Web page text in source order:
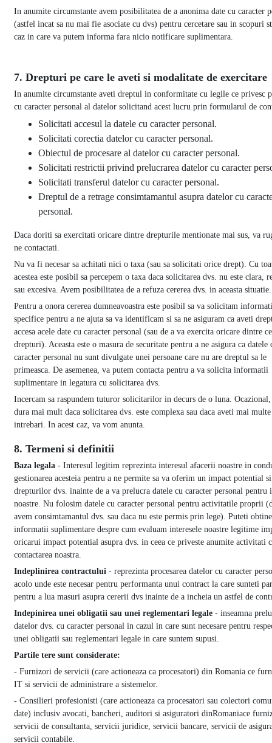
In anumite circumstante avem posibilitatea de a anonima date cu caracter
(astfel incat sa nu mai fie asociate cu dvs) pentru cercetare sau in scopuri
caz in care va putem informa fara nicio notificare suplimentara.
7. Drepturi pe care le aveti si modalitate de exercitare
In anumite circumstante aveti dreptul in conformitate cu legile ce privesc
cu caracter personal al datelor solicitand acest lucru prin formularul de
Solicitati accesul la datele cu caracter personal.
Solicitati corectia datelor cu caracter personal.
Obiectul de procesare al datelor cu caracter personal.
Solicitati restrictii privind prelucrarea datelor cu caracter
Solicitati transferul datelor cu caracter personal.
Dreptul de a retrage consimtamantul asupra datelor cu
personal.
Daca doriti sa exercitati oricare dintre drepturile mentionate mai sus, va
ne contactati.
Nu va fi necesar sa achitati nici o taxa (sau sa solicitati orice drept). Cu
acestea este posibil sa percepem o taxa daca solicitarea dvs. nu este clara,
sau excesiva. Avem posibilitatea de a refuza cererea dvs. in aceasta situatie.
Pentru a onora cererea dumneavoastra este posibil sa va solicitam
specifice pentru a ne ajuta sa va identificam si sa ne asiguram ca aveti
accesa acele date cu caracter personal (sau de a va exercita oricare dintre
drepturi). Aceasta este o masura de securitate pentru a ne asigura ca datele
caracter personal nu sunt divulgate unei persoane care nu are dreptul sa le
primeasca. De asemenea, va putem contacta pentru a va solicita informatii
suplimentare in legatura cu solicitarea dvs.
Incercam sa raspundem tuturor solicitarilor in decurs de o luna. Ocazional,
dura mai mult daca solicitarea dvs. este complexa sau daca aveti mai multe
intrebari. In acest caz, va vom anunta.
8. Termeni si definitii
Baza legala - Interesul legitim reprezinta interesul afacerii noastre in
gestionarea acesteia pentru a ne permite sa va oferim un impact potential
drepturilor dvs. inainte de a va prelucra datele cu caracter personal pentru
noastre. Nu folosim datele cu caracter personal pentru activitatile proprii
avem consimtamantul dvs. sau daca nu este permis prin lege). Puteti obtine
informatii suplimentare despre cum evaluam interesele noastre legitime
oricarui impact potential asupra dvs. in ceea ce priveste anumite activitati
contactarea noastra.
Indeplinirea contractului - reprezinta procesarea datelor cu caracter
acolo unde este necesar pentru performanta unui contract la care sunteti
pentru a lua masuri asupra cererii dvs inainte de a incheia un astfel de
Indepinirea unei obligatii sau unei reglementari legale - inseamna
datelor dvs. cu caracter personal in cazul in care sunt necesare pentru
unei obligatii sau reglementari legale in care suntem supusi.
Partile tere sunt considerate:
- Furnizori de servicii (care actioneaza ca procesatori) din Romania ce
IT si servicii de administrare a sistemelor.
- Consilieri profesionisti (care actioneaza ca procesatori sau colectori
date) inclusiv avocati, bancheri, auditori si asiguratori dinRomaniace
servicii de consultanta, servicii juridice, servicii bancare, servicii de
servicii contabile.